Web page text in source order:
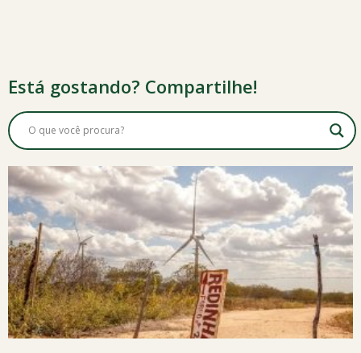
Está gostando? Compartilhe!